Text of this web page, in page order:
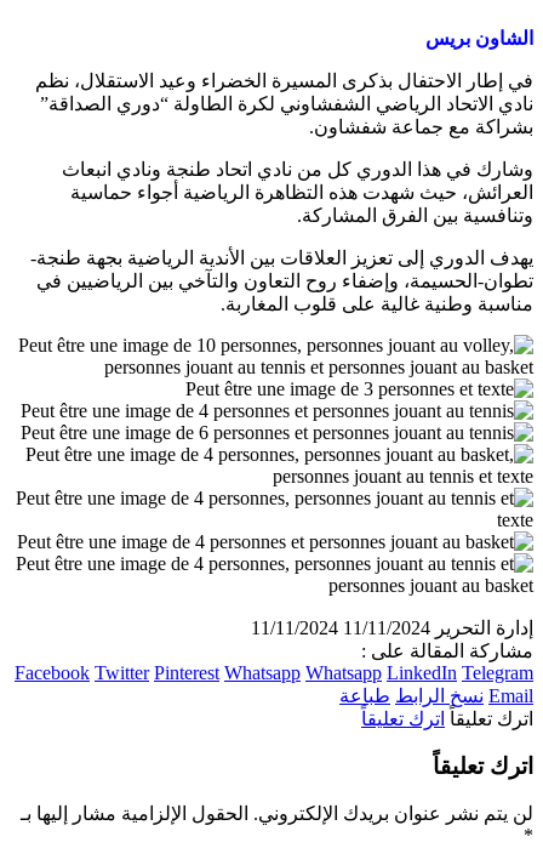
الشاون بريس
في إطار الاحتفال بذكرى المسيرة الخضراء وعيد الاستقلال، نظم
نادي الاتحاد الرياضي الشفشاوني لكرة الطاولة “دوري الصداقة”
بشراكة مع جماعة شفشاون.
وشارك في هذا الدوري كل من نادي اتحاد طنجة ونادي انبعاث
العرائش، حيث شهدت هذه التظاهرة الرياضية أجواء حماسية
وتنافسية بين الفرق المشاركة.
يهدف الدوري إلى تعزيز العلاقات بين الأندية الرياضية بجهة طنجة-
تطوان-الحسيمة، وإضفاء روح التعاون والتآخي بين الرياضيين في
مناسبة وطنية غالية على قلوب المغاربة.
إدارة التحرير 11/11/2024
11/11/2024
مشاركة المقالة على :
Facebook Twitter Pinterest Whatsapp Whatsapp LinkedIn Telegram
Email نسخ الرابط طباعة
اترك تعليقاً اترك تعليقاً
اترك تعليقاً
لن يتم نشر عنوان بريدك الإلكتروني. الحقول الإلزامية مشار إليها بـ
*